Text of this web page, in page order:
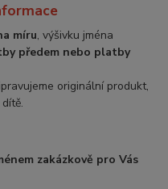
míru, výšivku jména
předem nebo platby
originální produkt,
zakázkově pro Vás